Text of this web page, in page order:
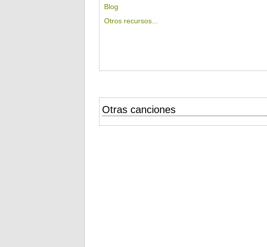
Blog
Otros recursos...
Otras canciones